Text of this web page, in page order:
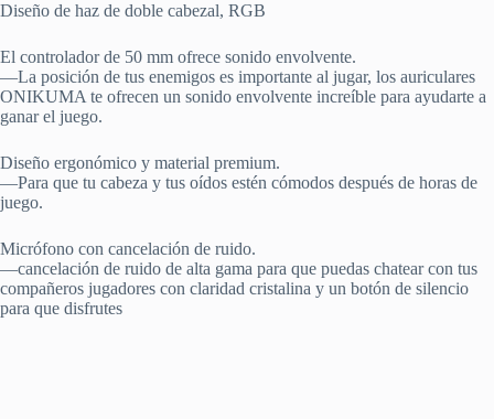
Diseño de haz de doble cabezal, RGB
El controlador de 50 mm ofrece sonido envolvente.
—La posición de tus enemigos es importante al jugar, los auriculares
ONIKUMA te ofrecen un sonido envolvente increíble para ayudarte a
ganar el juego.
Diseño ergonómico y material premium.
—Para que tu cabeza y tus oídos estén cómodos después de horas de
juego.
Micrófono con cancelación de ruido.
—cancelación de ruido de alta gama para que puedas chatear con tus
compañeros jugadores con claridad cristalina y un botón de silencio
para que disfrutes